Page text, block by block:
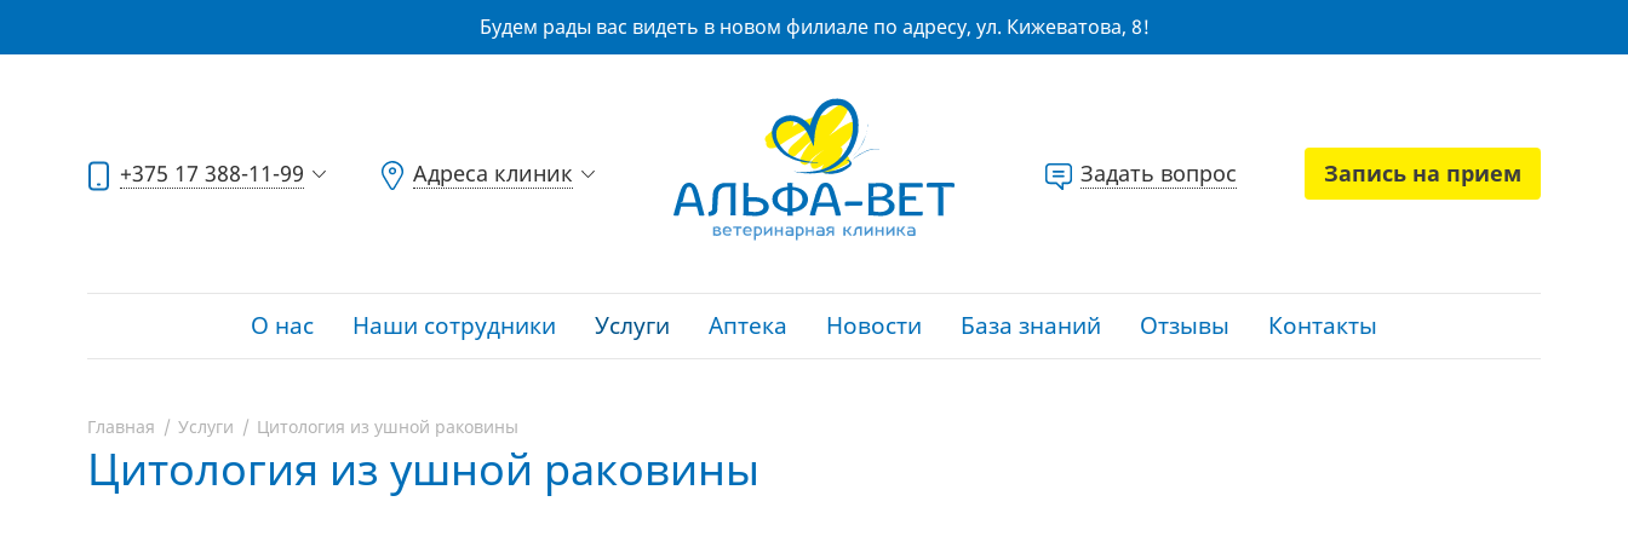
Будем рады вас видеть в новом филиале по адресу, ул. Кижеватова, 8!
+375 17 388-11-99 Адреса клиник Задать вопрос Запись на прием
О нас Наши сотрудники Услуги Аптека Новости База знаний Отзывы Контакты
Главная Услуги Цитология из ушной раковины
Цитология из ушной раковины